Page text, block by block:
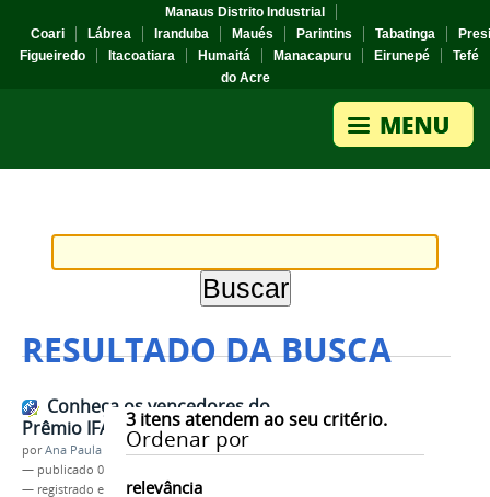
Manaus Distrito Industrial
Coari
Lábrea Iranduba Maués Parintins Tabatinga
Figueiredo
Itacoatiara Humaitá Manacapuru Eirunepé
Tefé
do Acre
RESULTADO DA BUSCA
3itens atendem ao seu critério.
Ordenar por
relevância
Conheça os vencedores do
Prêmio IFAM Empreendedor
porAna Paula Batista
— publicado 03/11/2016
— registrado em:
Prêmio IFAM Empreendedor